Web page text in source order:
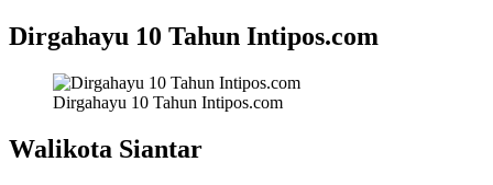
Dirgahayu 10 Tahun Intipos.com
Dirgahayu 10 Tahun Intipos.com
Walikota Siantar